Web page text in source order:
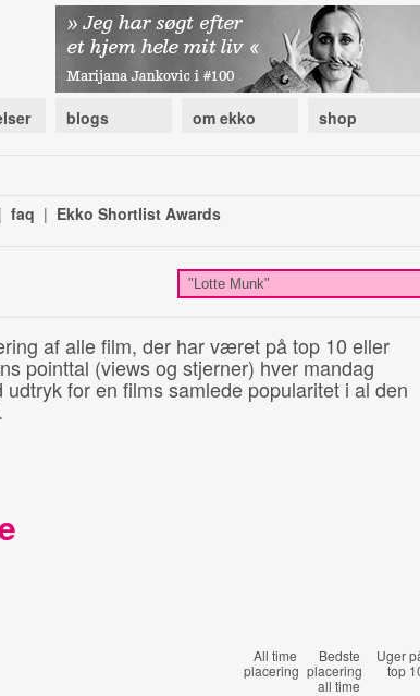
blogs om ekko shop
| faq | Ekko Shortlist Awards
af alle film, der har været på top 10 eller
pointtal (views og stjerner) hver mandag
for en films samlede popularitet i al den
All time
placering
Bedste
placering
all time
Uger
top